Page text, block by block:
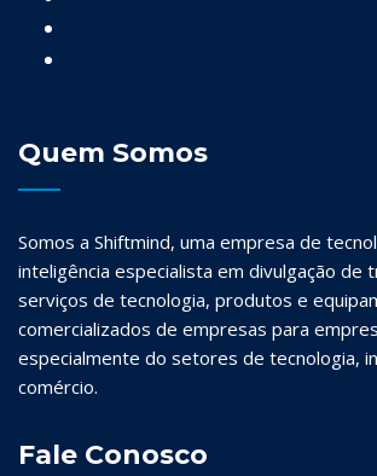
Quem Somos
Somos a Shiftmind, uma empresa de
inteligência especialista em divulgação de
serviços de tecnologia, produtos e
comercializados de empresas para
especialmente do setores de tecnologia,
comércio.
Fale Conosco